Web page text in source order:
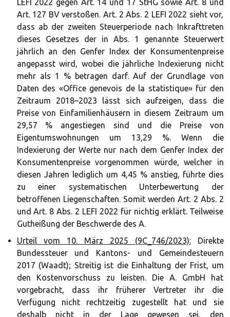
LEFI 2022 gegen Art. 14 und 17 StHG sowie Art. 8 und
Art. 127 BV verstoßen. Art. 2 Abs. 2 LEFI 2022 sieht vor,
dass ab der zweiten Steuerperiode nach Inkrafttreten
dieses Gesetzes der in Abs. 1 genannte Steuerwert
jährlich an den Genfer Index der Konsumentenpreise
angepasst wird, wobei die jährliche Indexierung nicht
mehr als 1 % betragen darf. Auf der Grundlage von
Daten des «Office genevois de la statistique» für den
Zeitraum 2018–2023 lässt sich aufzeigen, dass die
Preise von Einfamilienhäusern in diesem Zeitraum um
29,57 % angestiegen sind und die Preise von
Eigentumswohnungen um 13,29 %. Wenn die
Indexierung der Werte nur nach dem Genfer Index der
Konsumentenpreise vorgenommen würde, welcher in
diesen Jahren lediglich um 4,45 % anstieg, führte dies
zu einer systematischen Unterbewertung der
betroffenen Liegenschaften. Somit werden Art. 2 Abs. 2
und Art. 8 Abs. 2 LEFI 2022 für nichtig erklärt. Teilweise
Gutheißung der Beschwerde des A.
Urteil vom 10. März 2025 (9C_746/2023):Direkte
Bundessteuer und Kantons- und Gemeindesteuern
2017 (Waadt); Streitig ist die Einhaltung der Frist, um
den Kostenvorschuss zu leisten. Die A. GmbH hat
vorgebracht, dass ihr früherer Vertreter ihr die
Verfügung nicht rechtzeitig zugestellt hat und sie
deshalb nicht in der Lage gewesen sei, den